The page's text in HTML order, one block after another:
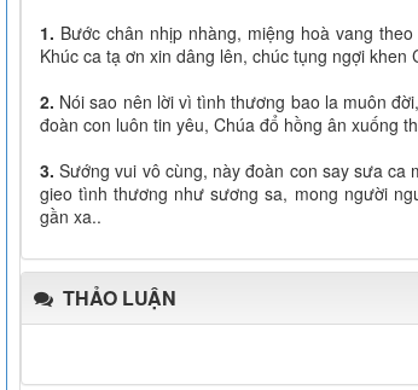
1. Bước chân nhịp nhàng, miệng hoà vang
Khúc ca tạ ơn xin dâng lên, chúc tụng ngợi
2. Nói sao nên lời vì tình thương bao la muôn
đoàn con luôn tin yêu, Chúa đổ hồng ân xuống
3.Sướng vui vô cùng, này đoàn con say sưa
gieo tình thương như sương sa, mong người
gần xa..
THẢO LUẬN